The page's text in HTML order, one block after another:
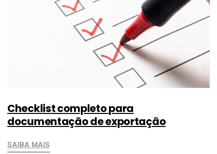
Checklist completo para
documentação de exportação
SAIBA MAIS